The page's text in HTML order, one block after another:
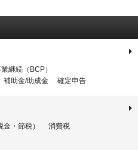
継続（BCP）
補助金/助成金 確定申告
金・節税）
消費税